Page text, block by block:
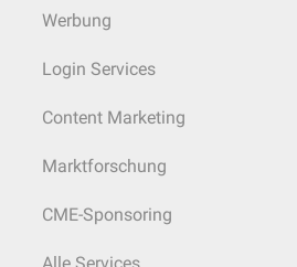
Werbung
Login Services
Content Marketing
Marktforschung
CME-Sponsoring